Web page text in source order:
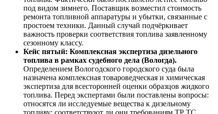
под видом зимнего. Поставщик возместил стоимость
ремонта топливной аппаратуры и убытки, связанные с
простоем техники. Данный случай подчёркивает
важность проверки соответствия топлива заявленному
сезонному классу.
Кейс пятый: Комплексная экспертиза дизельного
топлива в рамках судебного дела (Вологда).
Определением Вологодского городского суда была
назначена комплексная товароведческая и химическая
экспертиза для всесторонней оценки образцов жидкого
топлива. Перед экспертами были поставлены вопросы:
относятся ли исследуемые вещества к дизельному
топливу; соответствуют ли они требованиям ТР ТС